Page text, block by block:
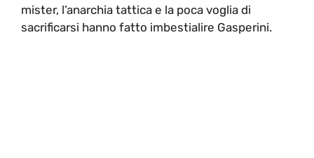
mister, l’anarchia tattica e la poca voglia di
sacrificarsi hanno fatto imbestialire Gasperini.